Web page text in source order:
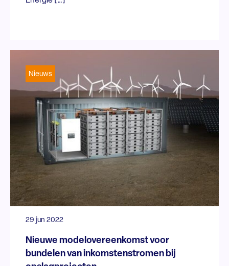
Nieuws
29 jun 2022
Nieuwe modelovereenkomst voor
bundelen van inkomstenstromen bij